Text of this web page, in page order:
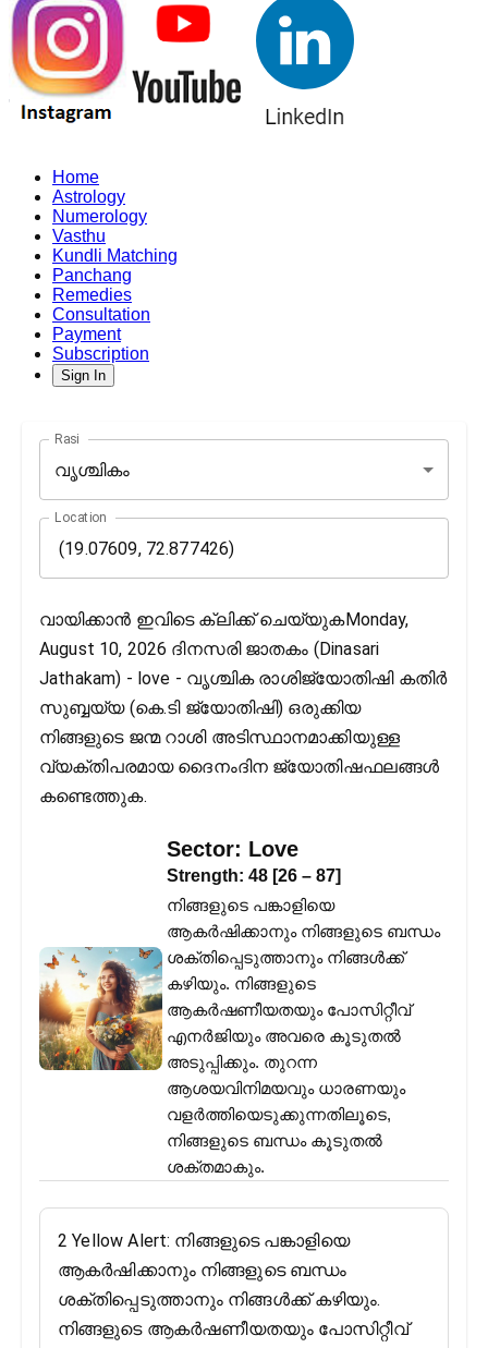
Home
Astrology
Numerology
Vasthu
Kundli Matching
Panchang
Remedies
Consultation
Payment
Subscription
Sign In
Rasi
വൃശ്ചികം
Location
വായിക്കാൻ ഇവിടെ ക്ലിക്ക് ചെയ്യുകMonday,
August 10, 2026 ദിനസരി ജാതകം (Dinasari
Jathakam) - love - വൃശ്ചിക രാശിജ്യോതിഷി കതിര്‍
സുബ്ബയ്യ (കെ.ടി ജ്യോതിഷി) ഒരുക്കിയ
നിങ്ങളുടെ ജന്മ റാശി അടിസ്ഥാനമാക്കിയുള്ള
വ്യക്തിപരമായ ദൈനംദിന ജ്യോതിഷഫലങ്ങള്‍
കണ്ടെത്തുക.
Sector: Love
Strength: 48 [26 – 87]
നിങ്ങളുടെ പങ്കാളിയെ
ആകർഷിക്കാനും നിങ്ങളുടെ ബന്ധം
ശക്തിപ്പെടുത്താനും നിങ്ങൾക്ക്
കഴിയും. നിങ്ങളുടെ
ആകർഷണീയതയും പോസിറ്റീവ്
എനർജിയും അവരെ കൂടുതൽ
അടുപ്പിക്കും. തുറന്ന
ആശയവിനിമയവും ധാരണയും
വളർത്തിയെടുക്കുന്നതിലൂടെ,
നിങ്ങളുടെ ബന്ധം കൂടുതൽ
ശക്തമാകും.
2 Yellow Alert: നിങ്ങളുടെ പങ്കാളിയെ
ആകർഷിക്കാനും നിങ്ങളുടെ ബന്ധം
ശക്തിപ്പെടുത്താനും നിങ്ങൾക്ക് കഴിയും.
നിങ്ങളുടെ ആകർഷണീയതയും പോസിറ്റീവ്